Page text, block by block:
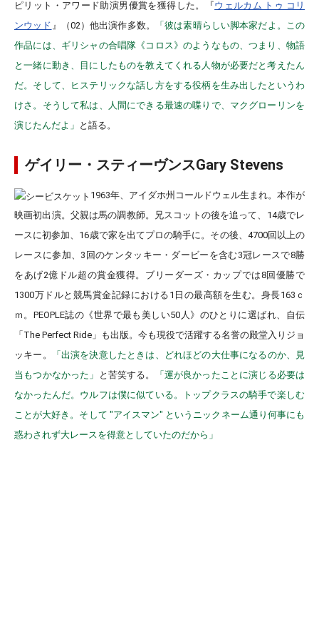
ピリット・アワード助演男優賞を獲得した。『ウェルカム トゥ コリ
ンウッド 』（02）他出演作多数。
「彼は素晴らしい脚本家だよ。この
作品には、ギリシャの合唱隊《コロス》のようなもの、つまり、物語
と一緒に動き、目にしたものを教えてくれる人物が必要だと考えたん
だ。そして、ヒステリックな話し方をする役柄を生み出したというわ
けさ。そうして私は、人間にできる最速の喋りで、マクグローリンを
演じたんだよ」 と語る。
ゲイリー・スティーヴンスGary Stevens
1963年、アイダホ州コールドウェル生まれ。本作が
映画初出演。父親は馬の調教師。兄スコットの後を追って、14歳でレ
ースに初参加、16歳で家を出てプロの騎手に。その後、4700回以上の
レースに参加、3回のケンタッキー・ダービーを含む3冠レースで8勝
をあげ2億ドル超の賞金獲得。ブリーダーズ・カップでは8回優勝で
1300万ドルと競馬賞金記録における1日の最高額を生む。身長163ｃ
ｍ。PEOPLE誌の《世界で最も美しい50人》のひとりに選ばれ、自伝
「The Perfect Ride」も出版。今も現役で活躍する名誉の殿堂入りジョ
ッキー。
「出演を決意したときは、どれほどの大仕事になるのか、見
当もつかなかった」
と苦笑する。
「運が良かったことに演じる必要は
なかったんだ。ウルフは僕に似ている。トップクラスの騎手で楽しむ
ことが大好き。そして "アイスマン" というニックネーム通り何事にも
惑わされず大レースを得意としていたのだから」